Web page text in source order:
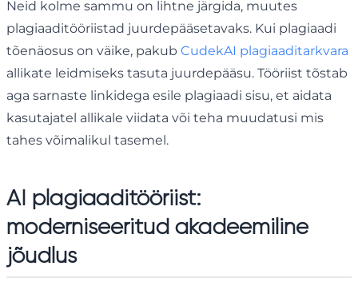
Neid kolme sammu on lihtne järgida, muutes
plagiaaditööriistad juurdepääsetavaks. Kui plagiaadi
tõenäosus on väike, pakub CudekAI plagiaaditarkvara
allikate leidmiseks tasuta juurdepääsu. Tööriist tõstab
aga sarnaste linkidega esile plagiaadi sisu, et aidata
kasutajatel allikale viidata või teha muudatusi mis
tahes võimalikul tasemel.
AI plagiaaditööriist:
moderniseeritud akadeemiline
jõudlus